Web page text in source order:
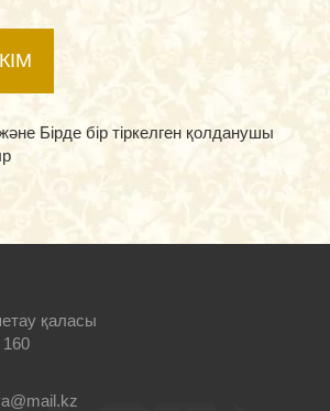
Бірде бір тіркелген қолданушы
қаласы